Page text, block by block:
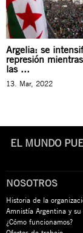
Argelia: se
represión
las ...
13. Mar, 2022
EL MUNDO
NOSOTROS
Historia de la
Amnistía Argentina y
¿Cómo funcionamos?